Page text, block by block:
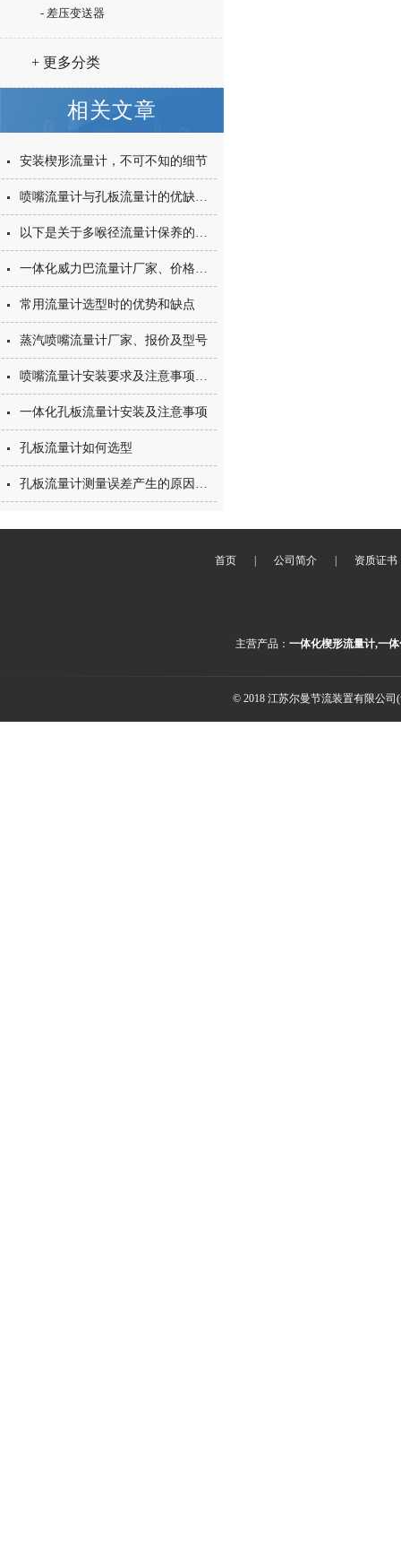
- 差压变送器
+ 更多分类
相关文章
安装楔形流量计，不可不知的细节
喷嘴流量计与孔板流量计的优缺点及用途
以下是关于多喉径流量计保养的详细步骤和注意事项
一体化威力巴流量计厂家、价格还有型号
常用流量计选型时的优势和缺点
蒸汽喷嘴流量计厂家、报价及型号
喷嘴流量计安装要求及注意事项盘点
一体化孔板流量计安装及注意事项
孔板流量计如何选型
孔板流量计测量误差产生的原因及消除办法
首页 公司简介 资质证书
主营产品：一体化楔形流量计,一
© 2018 江苏尔曼节流装置有限公司